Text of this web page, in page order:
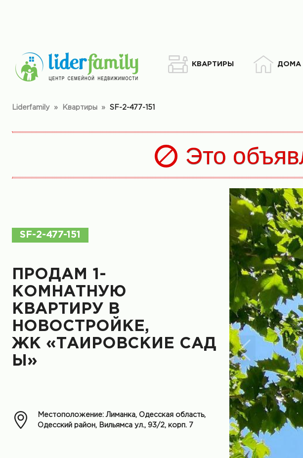
КВАРТИРЫ ДОМА
Liderfamily » Квартиры » SF-2-477-151
Это
SF-2-477-151
ПРОДАМ 1-
КОМНАТНУЮ
КВАРТИРУ В
НОВОСТРОЙКЕ,
ЖК «ТАИРОВСКИЕ САД
Ы»
Местоположение: Лиманка, Одесская область,
Одесский район, Вильямса ул., 93/2, корп. 7